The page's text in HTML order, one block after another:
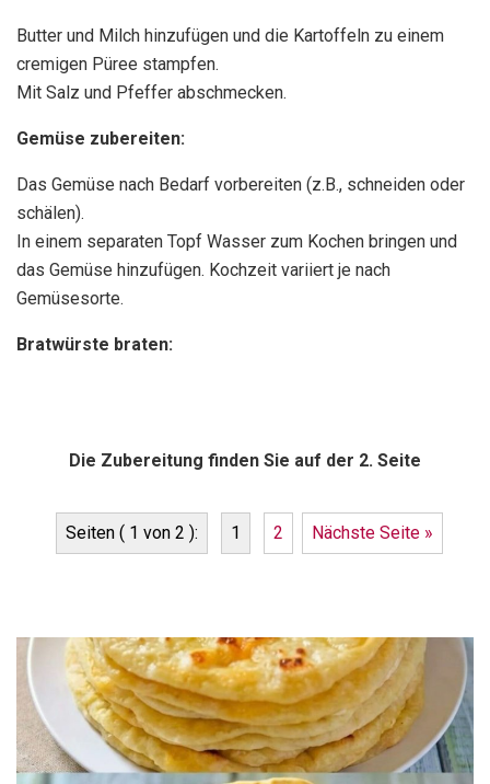
Butter und Milch hinzufügen und die Kartoffeln zu einem
cremigen Püree stampfen.
Mit Salz und Pfeffer abschmecken.
Gemüse zubereiten:
Das Gemüse nach Bedarf vorbereiten (z.B., schneiden oder
schälen).
In einem separaten Topf Wasser zum Kochen bringen und
das Gemüse hinzufügen. Kochzeit variiert je nach
Gemüsesorte.
Bratwürste braten:
Die Zubereitung finden Sie auf der 2. Seite
Seiten ( 1 von 2 ): 1 2 Nächste Seite »